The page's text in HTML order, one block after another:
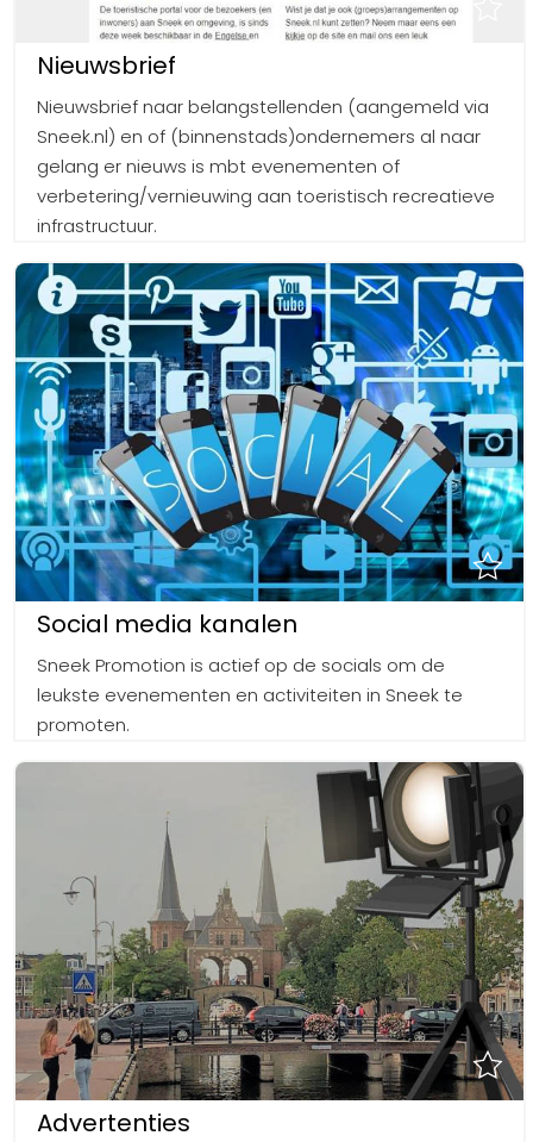
Nieuwsbrief
Nieuwsbrief naar belangstellenden (aangemeld via
Sneek.nl) en of (binnenstads)ondernemers al naar
gelang er nieuws is mbt evenementen of
verbetering/vernieuwing aan toeristisch recreatieve
infrastructuur.
Social media kanalen
Sneek Promotion is actief op de socials om de
leukste evenementen en activiteiten in Sneek te
promoten.
Advertenties